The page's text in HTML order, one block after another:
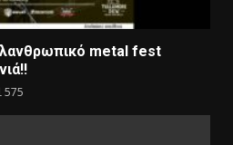
metal fest
575